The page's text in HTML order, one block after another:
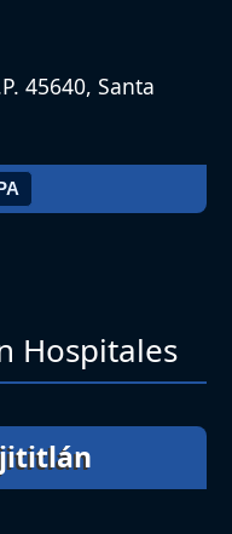
45640, Santa
Hospitales